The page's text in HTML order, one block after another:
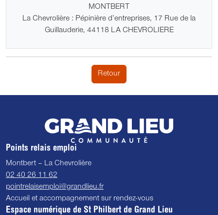
MONTBERT
La Chevrolière : Pépinière d’entreprises, 17 Rue de la
Guillauderie, 44118 LA CHEVROLIERE
Retour
Points relais emploi
Montbert – La Chevrolière
02 40 26 11 62
pointrelaisemploi@grandlieu.fr
Accueil et accompagnement sur rendez-vous
Espace numérique de St Philbert de Grand Lieu